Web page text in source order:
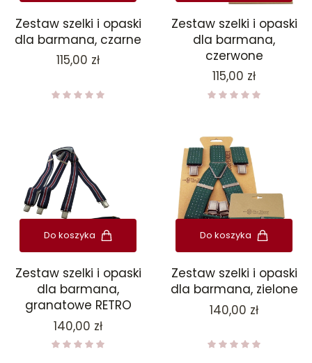
Zestaw szelki i opaski
dla barmana, czarne
Cena
115,00 zł
Zestaw szelki i opaski
dla barmana,
czerwone
Cena
115,00 zł
Do koszyka
Zestaw szelki i opaski
dla barmana,
granatowe RETRO
Cena
140,00 zł
Do koszyka
Zestaw szelki i opaski
dla barmana, zielone
Cena
140,00 zł